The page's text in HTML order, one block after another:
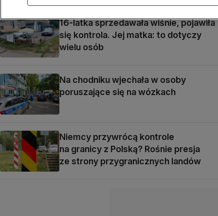
16-latka sprzedawała wiśnie, pojawiła
się kontrola. Jej matka: to dotyczy
wielu osób
Na chodniku wjechała w osoby
poruszające się na wózkach
Niemcy przywrócą kontrole
na granicy z Polską? Rośnie presja
ze strony przygranicznych landów